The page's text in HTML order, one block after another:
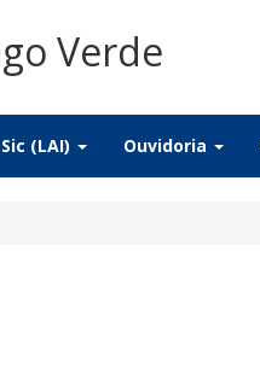
Verde
(LAI) Ouvidoria